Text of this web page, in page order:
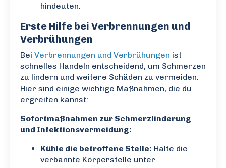
hindeuten.
Erste Hilfe bei Verbrennungen und
Verbrühungen
Bei Verbrennungen und Verbrühungen ist
schnelles Handeln entscheidend, um Schmerzen
zu lindern und weitere Schäden zu vermeiden.
Hier sind einige wichtige Maßnahmen, die du
ergreifen kannst:
Sofortmaßnahmen zur Schmerzlinderung
und Infektionsvermeidung:
Kühle die betroffene Stelle: Halte die
verbannte Körperstelle unter